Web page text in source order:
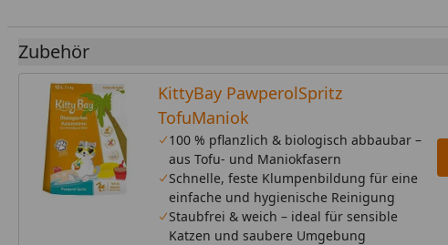
Zubehör
KittyBay PawperolSpritz
TofuManiok
100 % pflanzlich & biologisch abbaubar –
aus Tofu- und Maniokfasern
Schnelle, feste Klumpenbildung für eine
einfache und hygienische Reinigung
Staubfrei & weich – ideal für sensible
Katzen und saubere Umgebung